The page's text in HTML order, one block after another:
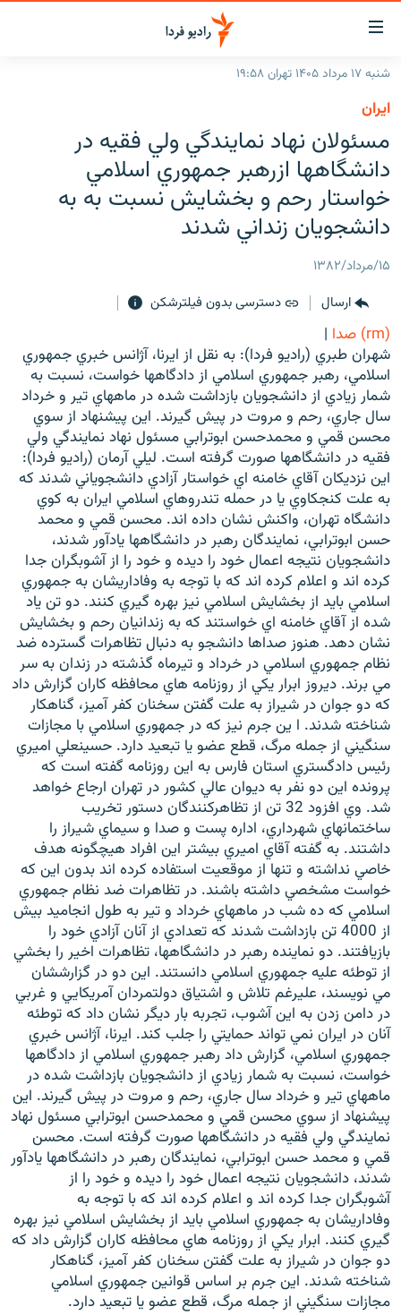
لینک‌های
قابلیت
دسترسی
بازگشت
منوی
اصلی
رفتن
صفحه
جستجو
جهان
رادیو
انتخاب کنید و بشنوید
برنامه‌های رادیویی
پادکست
چندرسانه‌ای
English
به ما بپیوندید
زبان‌های دیگر
شنبه ۱۷ مرداد ۱۴۰۵ تهران ۱۹:۵۸
ايران
مسئولان نهاد نمايندگي ولي فقيه در
دانشگاهها ازرهبر جمهوري اسلامي
خواستار رحم و بخشايش نسبت به به
دانشجويان زنداني شدند
۱۵/مرداد/۱۳۸۲
ارسال
دسترسی بدون فیلترشکن
(rm) صدا
|
شهران طبري (راديو فردا): به نقل از ايرنا، آژانس خبري جمهوري
اسلامي، رهبر جمهوري اسلامي از دادگاهها خواست، نسبت به
شمار زيادي از دانشجويان بازداشت شده در ماههاي تير و خرداد
سال جاري، رحم و مروت در پيش گيرند. اين پيشنهاد از سوي
محسن قمي و محمدحسن ابوترابي مسئول نهاد نمايندگي ولي
فقيه در دانشگاهها صورت گرفته است. ليلي آرمان (راديو فردا):
اين نزديکان آقاي خامنه اي خواستار آزادي دانشجوياني شدند که
به علت کنجکاوي يا در حمله تندروهاي اسلامي ايران به کوي
دانشگاه تهران، واکنش نشان داده اند. محسن قمي و محمد
حسن ابوترابي، نمايندگان رهبر در دانشگاهها يادآور شدند،
دانشجويان نتيجه اعمال خود را ديده و خود را از آشوبگران جدا
کرده اند و اعلام کرده اند که با توجه به وفاداريشان به جمهوري
اسلامي بايد از بخشايش اسلامي نيز بهره گيري کنند. دو تن ياد
شده از آقاي خامنه اي خواستند که به زندانيان رحم و بخشايش
نشان دهد. هنوز صداها دانشجو به دنبال تظاهرات گسترده ضد
نظام جمهوري اسلامي در خرداد و تيرماه گذشته در زندان به سر
مي برند. ديروز ابرار يکي از روزنامه هاي محافظه کاران گزارش داد
که دو جوان در شيراز به علت گفتن سخنان کفر آميز، گناهکار
شناخته شدند. ا ين جرم نيز که در جمهوري اسلامي با مجازات
سنگيني از جمله مرگ، قطع عضو يا تبعيد دارد. حسينعلي اميري
رئيس دادگستري استان فارس به اين روزنامه گفته است که
پرونده اين دو نفر به ديوان عالي کشور در تهران ارجاع خواهد
شد. وي افزود 32 تن از تظاهرکنندگان دستور تخريب
ساختمانهاي شهرداري، اداره پست و صدا و سيماي شيراز را
داشتند. به گفته آقاي اميري بيشتر اين افراد هيچگونه هدف
خاصي نداشته و تنها از موقعيت استفاده کرده اند بدون اين که
خواست مشخصي داشته باشند. در تظاهرات ضد نظام جمهوري
اسلامي که ده شب در ماههاي خرداد و تير به طول انجاميد بيش
از 4000 تن بازداشت شدند که تعدادي از آنان آزادي خود را
بازيافتند. دو نماينده رهبر در دانشگاهها، تظاهرات اخير را بخشي
از توطئه عليه جمهوري اسلامي دانستند. اين دو در گزارششان
مي نويسند، عليرغم تلاش و اشتياق دولتمردان آمريکايي و غربي
در دامن زدن به اين آشوب، تجربه بار ديگر نشان داد که توطئه
آنان در ايران نمي تواند حمايتي را جلب کند. ايرنا، آژانس خبري
جمهوري اسلامي، گزارش داد رهبر جمهوري اسلامي از دادگاهها
خواست، نسبت به شمار زيادي از دانشجويان بازداشت شده در
ماههاي تير و خرداد سال جاري، رحم و مروت در پيش گيرند. اين
پيشنهاد از سوي محسن قمي و محمدحسن ابوترابي مسئول نهاد
نمايندگي ولي فقيه در دانشگاهها صورت گرفته است. محسن
قمي و محمد حسن ابوترابي، نمايندگان رهبر در دانشگاهها يادآور
شدند، دانشجويان نتيجه اعمال خود را ديده و خود را از
آشوبگران جدا کرده اند و اعلام کرده اند که با توجه به
وفاداريشان به جمهوري اسلامي بايد از بخشايش اسلامي نيز بهره
گيري کنند. ابرار يکي از روزنامه هاي محافظه کاران گزارش داد که
دو جوان در شيراز به علت گفتن سخنان کفر آميز، گناهکار
شناخته شدند. اين جرم بر اساس قوانين جمهوري اسلامي
مجازات سنگيني از جمله مرگ، قطع عضو يا تبعيد دارد.